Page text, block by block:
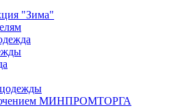
"Зима"
МИНПРОМТОРГА